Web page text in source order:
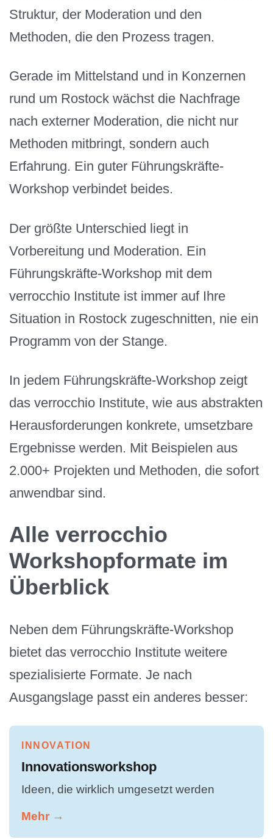
Struktur, der Moderation und den
Methoden, die den Prozess tragen.
Gerade im Mittelstand und in Konzernen
rund um Rostock wächst die Nachfrage
nach externer Moderation, die nicht nur
Methoden mitbringt, sondern auch
Erfahrung. Ein guter Führungskräfte-
Workshop verbindet beides.
Der größte Unterschied liegt in
Vorbereitung und Moderation. Ein
Führungskräfte-Workshop mit dem
verrocchio Institute ist immer auf Ihre
Situation in Rostock zugeschnitten, nie ein
Programm von der Stange.
In jedem Führungskräfte-Workshop zeigt
das verrocchio Institute, wie aus abstrakten
Herausforderungen konkrete, umsetzbare
Ergebnisse werden. Mit Beispielen aus
2.000+ Projekten und Methoden, die sofort
anwendbar sind.
Alle verrocchio
Workshopformate im
Überblick
Neben dem Führungskräfte-Workshop
bietet das verrocchio Institute weitere
spezialisierte Formate. Je nach
Ausgangslage passt ein anderes besser:
INNOVATION
Innovationsworkshop
Ideen, die wirklich umgesetzt werden
Mehr →